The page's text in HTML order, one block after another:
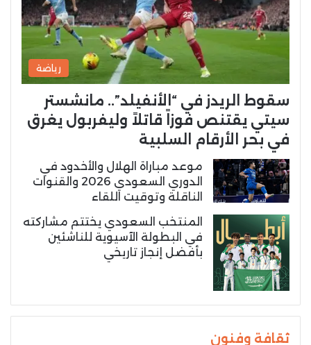
رياضة
سقوط الريدز في “الأنفيلد”.. مانشستر
سيتي يقتنص فوزاً قاتلاً وليفربول يغرق
في بحر الأرقام السلبية
موعد مباراة الهلال والأخدود في
الدوري السعودي 2026 والقنوات
الناقلة وتوقيت اللقاء
المنتخب السعودي يختتم مشاركته
في البطولة الآسيوية للناشئين
بأفضل إنجاز تاريخي
ثقافة وفنون